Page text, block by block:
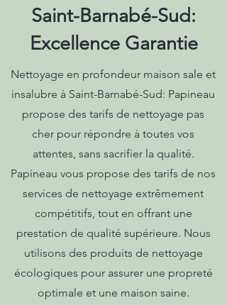
Saint-Barnabé-Sud:
Excellence Garantie
Nettoyage en profondeur maison sale et
insalubre à Saint-Barnabé-Sud: Papineau
propose des tarifs de nettoyage pas
cher pour répondre à toutes vos
attentes, sans sacrifier la qualité.
Papineau vous propose des tarifs de nos
services de nettoyage extrêmement
compétitifs, tout en offrant une
prestation de qualité supérieure. Nous
utilisons des produits de nettoyage
écologiques pour assurer une propreté
optimale et une maison saine.